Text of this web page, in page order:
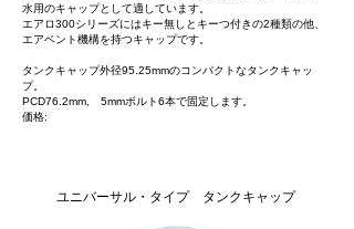
水用のキャップとして適しています。
エアロ300シリーズにはキー無しとキーつ付きの2種類の他、
エアベント機構を持つキャップです。
タンクキャップ外径95.25mmのコンパクトなタンクキャッ
プ。
PCD76.2mm, 5mmボルト6本で固定します。
価格:
ユニバーサル・タイプ タンクキャップ